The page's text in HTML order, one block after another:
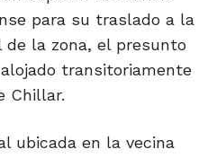
para su traslado a la
la zona, el presunto
transitoriamente
Chillar.
ubicada en la vecina